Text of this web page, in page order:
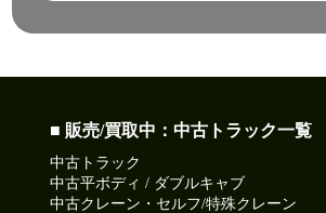
■ 販売/買取中：中古トラック一覧
中古トラック
中古平ボディ / ダブルキャブ
中古クレーン・セルフ/特殊クレーン